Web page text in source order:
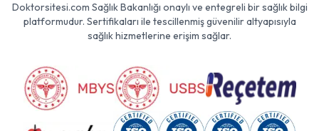
Doktorsitesi.com Sağlık Bakanlığı onaylı ve entegreli bir sağlık bilgi
platformudur. Sertifikaları ile tescillenmiş güvenilir altyapısıyla
sağlık hizmetlerine erişim sağlar.